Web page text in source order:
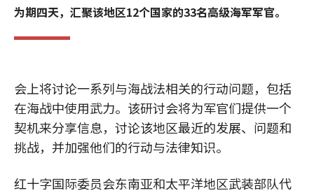
为期四天，汇聚该地区12个国家的33名高级海军军官。
会上将讨论一系列与海战法相关的行动问题，包括
在海战中使用武力。该研讨会将为军官们提供一个
契机来分享信息，讨论该地区最近的发展、问题和
挑战，并加强他们的行动与法律知识。
红十字国际委员会东南亚和太平洋地区武装部队代